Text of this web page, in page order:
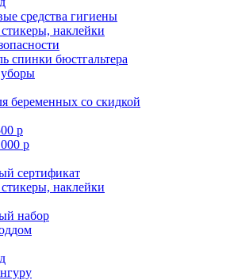
средства гигиены
наклейки
спинки бюстгальтера
беременных со скидкой
р
р
сертификат
наклейки
набор